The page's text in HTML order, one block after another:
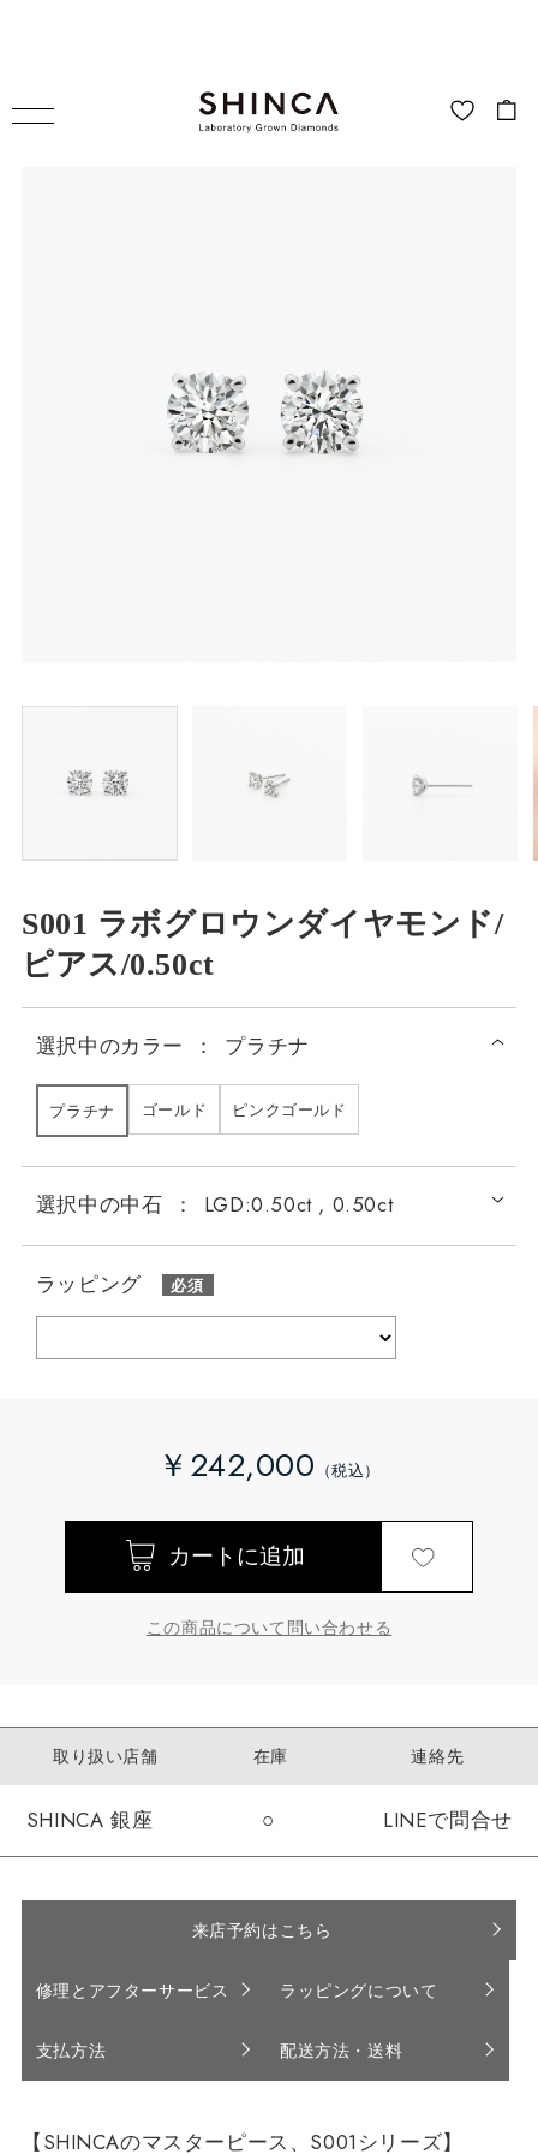
S001 ラボグロウンダイヤモンド/
ピアス/0.50ct
選択中のカラー ： プラチナ
プラチナ ゴールド ピンクゴールド
選択中の中石 ： LGD:0.50ct , 0.50ct
LGD:0.20ct , 0.20ct LGD:0.30ct , 0.30ct
ラッピング
￥242,000
この商品について問い合わせる
取り扱い店舗 在庫 連絡先
SHINCA 銀座 ○ LINEで問合せ
来店予約はこちら
修理とアフターサービス ラッピングについて
支払方法 配送方法・送料
【SHINCAのマスターピース、S001シリーズ】